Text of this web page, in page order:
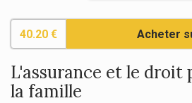
40.20 € Acheter
L'assurance et le droit
la famille